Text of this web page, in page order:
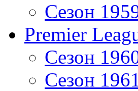
Сезон
Premier
Сезон
Сезон